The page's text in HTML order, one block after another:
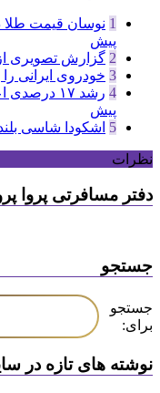
1 نوسان قیمت طلا
پیش
2 گزارش تصویری
3 خودروی ایرانی را
4 رشد ۱۷ درصدی اعطای تسهیلات جوانی جمعیت
پیش
5 اشکودا شاسی
نظرات
دفتر مسافرتی پروا
جستجو
جستجو
برای:
نوشته های تازه در